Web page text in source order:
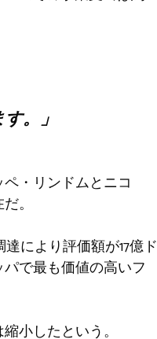
。」
・リンドムとニコ
。
により評価額が17億ド
で最も価値の高いフ
小したという。